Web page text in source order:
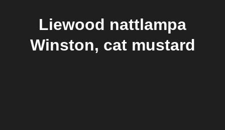
Liewood nattlampa
Winston, cat mustard